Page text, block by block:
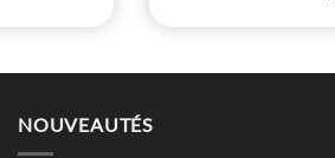
NOUVEAUTÉS